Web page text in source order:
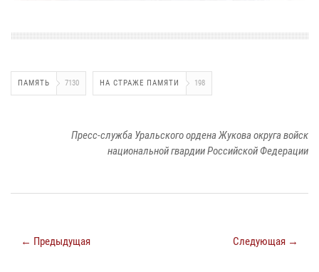
ПАМЯТЬ 7130 НА СТРАЖЕ ПАМЯТИ 198
Пресс-служба Уральского ордена Жукова округа войск
национальной гвардии Российской Федерации
← Предыдущая Следующая →